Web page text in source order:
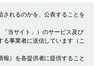
れるのかを、公表することを
当サイト」）のサービス及び
事業者に送信しています（こ
）を各提供者に提供すること